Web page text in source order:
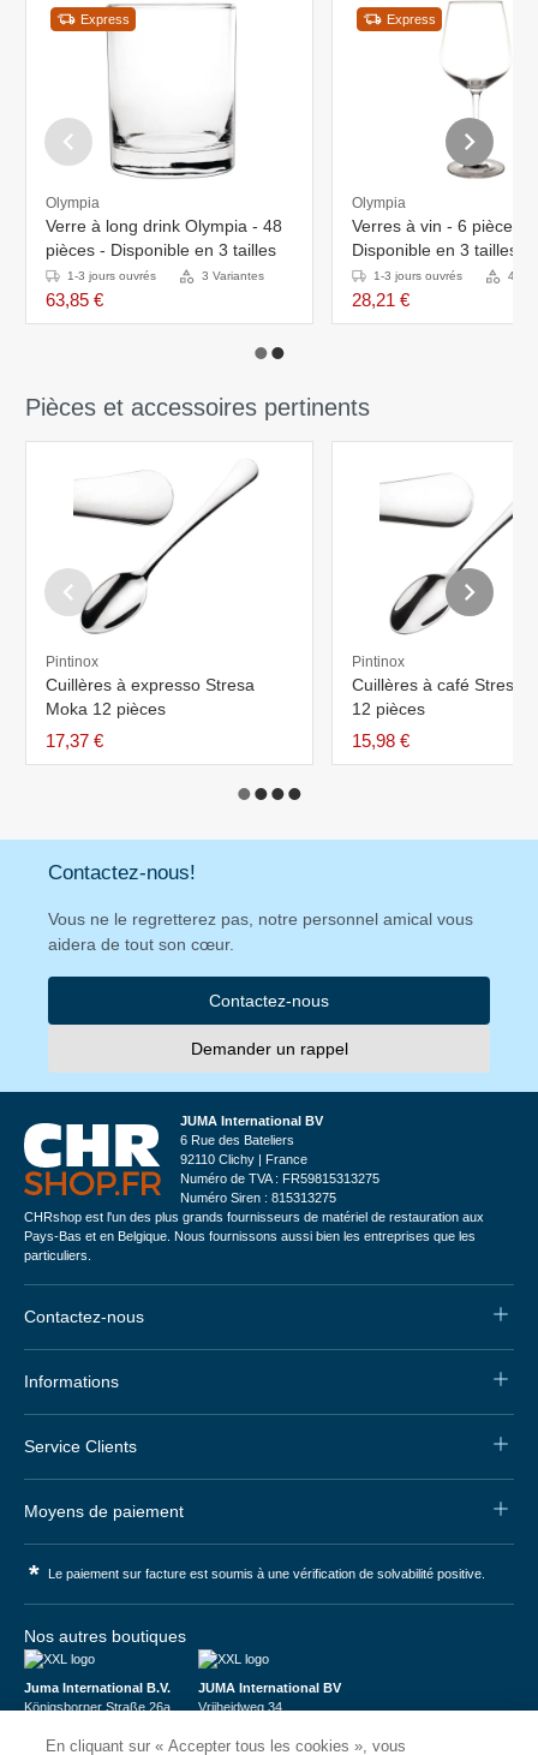
Express
Olympia
Verre à long drink Olympia - 48
pièces - Disponible en 3 tailles
1-3 jours ouvrés 3 Variantes
63,85 €
Express
Olympia
Verres à vin - 6 pièces -
Disponible en 3 tailles
1-3 jours ouvrés 4
28,21 €
Pièces et accessoires pertinents
Pintinox
Cuillères à expresso Stresa
Moka 12 pièces
17,37 €
Pintinox
Cuillères à café Stresa
12 pièces
15,98 €
Contactez-nous!
Vous ne le regretterez pas, notre personnel amical vous
aidera de tout son cœur.
Contactez-nous
Demander un rappel
JUMA International BV
6 Rue des Bateliers
92110 Clichy | France
Numéro de TVA : FR59815313275
Numéro Siren : 815313275
CHRshop est l'un des plus grands fournisseurs de matériel de restauration aux
Pays-Bas et en Belgique. Nous fournissons aussi bien les entreprises que les
particuliers.
Contactez-nous
Informations
Service Clients
Moyens de paiement
* Le paiement sur facture est soumis à une vérification de solvabilité positive.
Nos autres boutiques
Juma International B.V.
Königsborner Straße 26a
USt-ID: DE321159873
JUMA International BV
Vrijheidweg 34
BTW: NL853095048B01
En cliquant sur « Accepter tous les cookies », vous